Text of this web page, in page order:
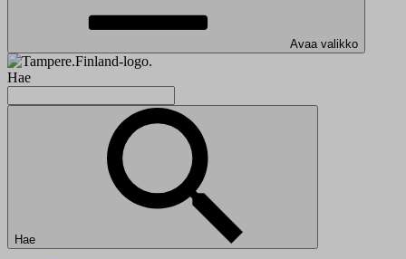
Avaa valikko
Hae
Hae